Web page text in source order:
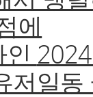
에
저일동